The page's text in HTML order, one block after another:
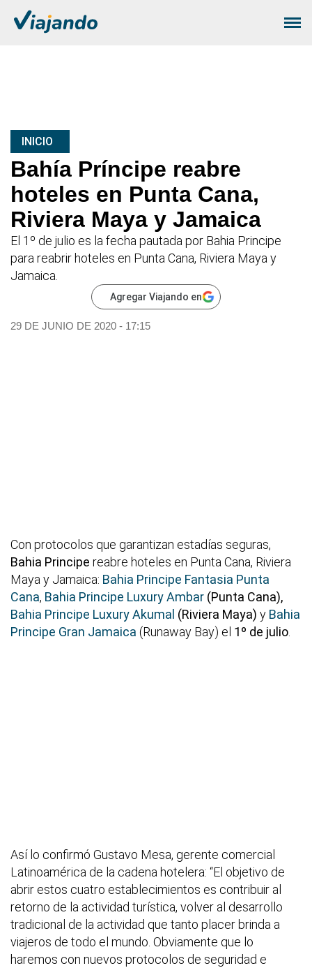
INICIO
Bahía Príncipe reabre
hoteles en Punta Cana,
Riviera Maya y Jamaica
El 1º de julio es la fecha pautada por Bahia Principe
para reabrir hoteles en Punta Cana, Riviera Maya y
Jamaica.
Agregar Viajando en
29 DE JUNIO DE 2020 - 17:15
Con protocolos que garantizan estadías seguras,
Bahia Principe reabre hoteles en Punta Cana, Riviera
Maya y Jamaica: Bahia Principe Fantasia Punta
Cana, Bahia Principe Luxury Ambar (Punta Cana),
Bahia Principe Luxury Akumal (Riviera Maya) y Bahia
Principe Gran Jamaica (Runaway Bay) el 1º de julio.
Así lo confirmó Gustavo Mesa, gerente comercial
Latinoamérica de la cadena hotelera: “El objetivo de
abrir estos cuatro establecimientos es contribuir al
retorno de la actividad turística, volver al desarrollo
tradicional de la actividad que tanto placer brinda a
viajeros de todo el mundo. Obviamente que lo
haremos con nuevos protocolos de seguridad e